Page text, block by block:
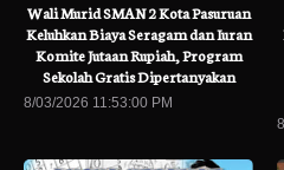
Wali Murid SMAN 2 Kota Pasuruan
Keluhkan Biaya Seragam dan Iuran
Komite Jutaan Rupiah, Program
Sekolah Gratis Dipertanyakan
8/03/2026 11:53:00 PM